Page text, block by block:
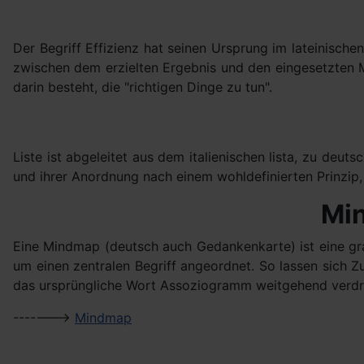
Der Begriff Effizienz hat seinen Ursprung im
zwischen dem erzielten Ergebnis und den
darin besteht, die "richtigen Dinge zu tun".
Liste ist abgeleitet aus dem italienischen lista, zu
und ihrer Anordnung nach einem wohldefinierten
Eine Mindmap (deutsch auch Gedankenkarte) ist eine
um einen zentralen Begriff angeordnet. So lassen sich
das ursprüngliche Wort Assoziogramm weitgehend
-------> Mindmap